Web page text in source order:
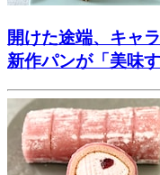
開けた途端、キャ
新作パンが「美味す